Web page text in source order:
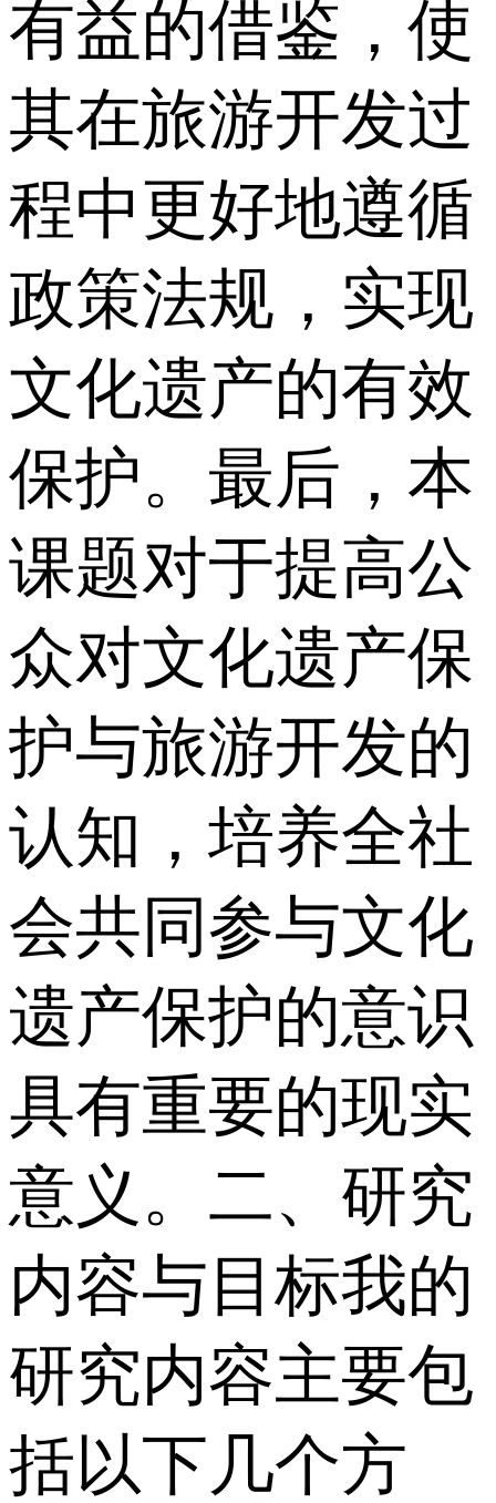
有益的借鉴，使
其在旅游开发过
程中更好地遵循
政策法规，实现
文化遗产的有效
保护。最后，本
课题对于提高公
众对文化遗产保
护与旅游开发的
认知，培养全社
会共同参与文化
遗产保护的意识
具有重要的现实
意义。 二、研究
内容与目标 我的
研究内容主要包
括以下几个方